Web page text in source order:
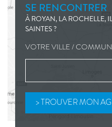
SE RENCONTRER
À ROYAN, LA ROCHELLE,
SAINTES ?
VOTRE VILLE /